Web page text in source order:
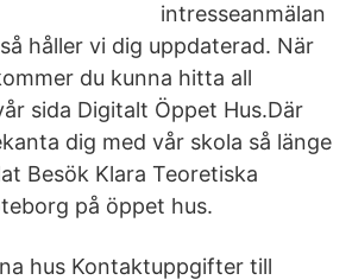
intresseanmälan
håller vi dig uppdaterad. När
du kunna hitta all
sida Digitalt Öppet Hus.Där
dig med vår skola så länge
Besök Klara Teoretiska
på öppet hus.
hus Kontaktuppgifter till